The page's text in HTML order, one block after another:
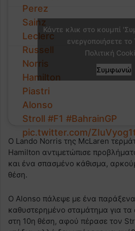
Perez
Sainz
Leclerc
Russell
Norris
Hamilton
Piastri
Alonso
Stroll #F1 #BahrainGP
pic.twitter.com/
Κάντε κλικ στο κουμπί
ενεργοποιήσετε το
Πολιτική
Συμφωνώ
Ο Lando Norris της McLaren
Hamilton αντιμετώπισε
και ένα σπασμένο κάθισμα,
θέση.
Ο Alonso πάλεψε με ένα
καθυστερημένο σταμάτημα για τα
στη 10η θέση, αφού πέρασε τον